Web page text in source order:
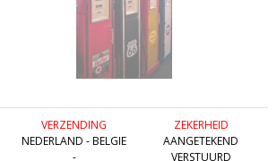
VERZENDING
NEDERLAND - BELGIE
-
ZEKERHEID
AANGETEKEND
VERSTUURD